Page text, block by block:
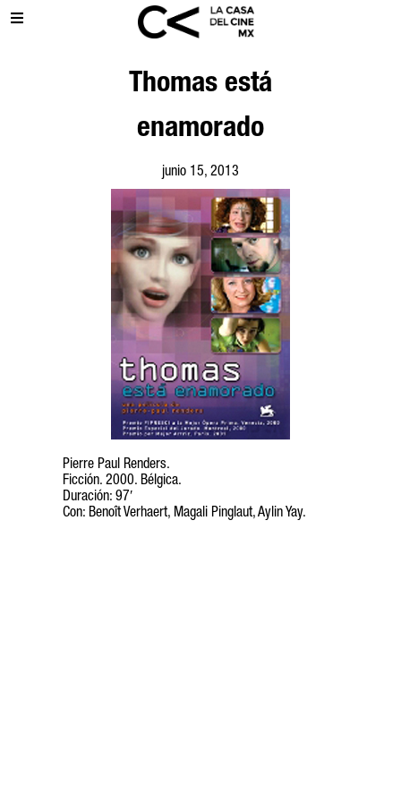
Thomas está
enamorado
junio 15, 2013
Pierre Paul Renders.
Ficción. 2000. Bélgica.
Duración: 97′
Con: Benoît Verhaert, Magali Pinglaut, Aylin Yay.